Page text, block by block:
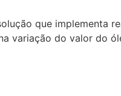
que implementa
variação do valor do